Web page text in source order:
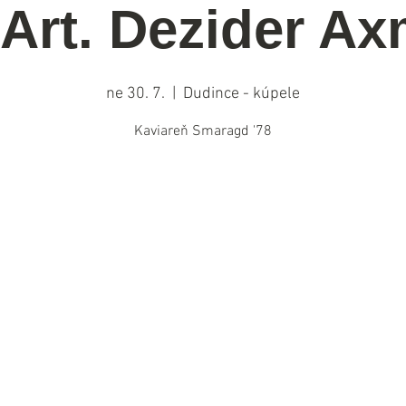
Dezider
ne 30. 7. Dudince - kúpele
Kaviareň Smaragd '78